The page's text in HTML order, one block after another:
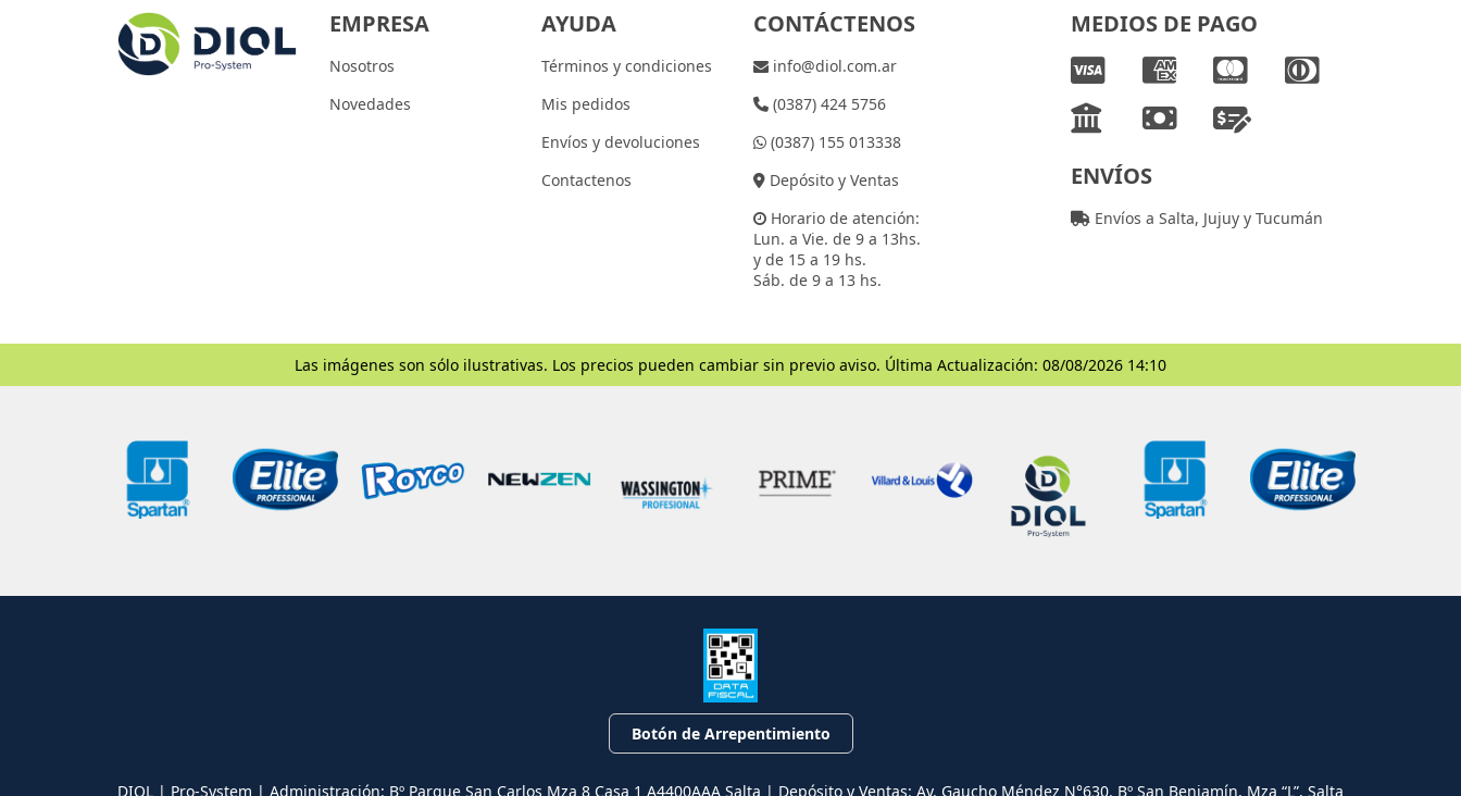
EMPRESA
Nosotros
Novedades
AYUDA
Términos y condiciones
Mis pedidos
Envíos y devoluciones
Contactenos
CONTÁCTENOS
info@diol.com.ar
(0387) 424 5756
(0387) 155 013338
Depósito y Ventas
Horario de atención:
Lun. a Vie. de 9 a 13hs.
y de 15 a 19 hs.
Sáb. de 9 a 13 hs.
MEDIOS DE PAGO
ENVÍOS
Envíos a Salta, Jujuy y Tucumán
Las imágenes son sólo ilustrativas. Los precios pueden cambiar sin previo aviso. Última Actualización: 08/08/2026 14:10
Botón de Arrepentimiento
DIOL | Pro-System | Administración: Bº Parque San Carlos Mza 8 Casa 1 A4400AAA Salta | Depósito y Ventas: Av. Gaucho Méndez N°630. Bº San Benjamín, Mza “L”, Salta